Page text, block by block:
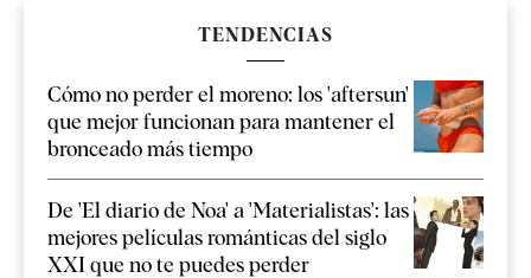
TENDENCIAS
Cómo no perder el moreno: los 'aftersun'
que mejor funcionan para mantener el
bronceado más tiempo
De 'El diario de Noa' a 'Materialistas': las
mejores películas románticas del siglo
XXI que no te puedes perder